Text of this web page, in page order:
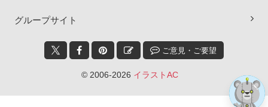
グループサイト
ご意見・ご要望
© 2006-2026 イラストAC